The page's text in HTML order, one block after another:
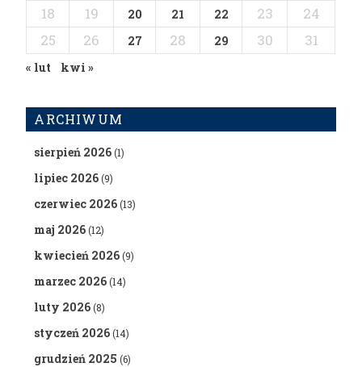
18
19 20 21 22 23
24
25
26 27 28 29 30 31
« lut kwi »
ARCHIWUM
sierpień 2026(1)
lipiec 2026(9)
czerwiec 2026(13)
maj 2026(12)
kwiecień 2026(9)
marzec 2026(14)
luty 2026(8)
styczeń 2026(14)
grudzień 2025 (6)